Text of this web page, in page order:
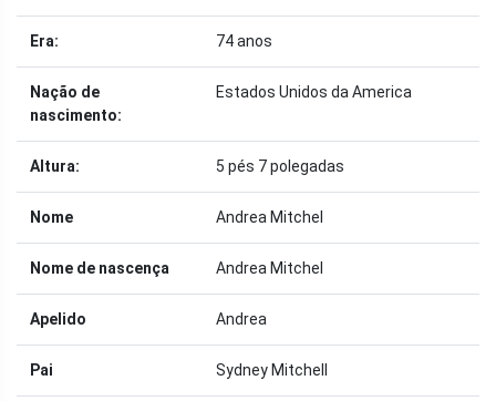
Era: 74 anos
Nação de
nascimento:
Estados Unidos da America
Altura: 5 pés 7 polegadas
Nome Andrea Mitchel
Nome de nascença Andrea Mitchel
Apelido Andrea
Pai Sydney Mitchell